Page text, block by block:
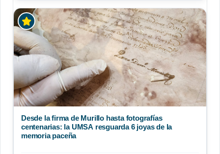
Desde la firma de Murillo hasta fotografías
centenarias: la UMSA resguarda 6 joyas de la
memoria paceña